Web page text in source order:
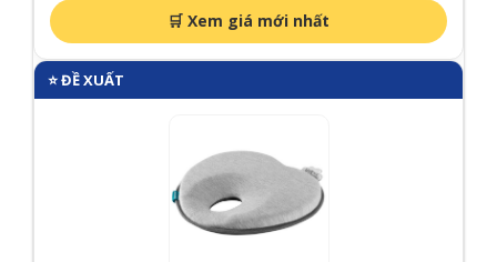
🛒 Xem giá mới nhất
⭐ ĐỀ XUẤT